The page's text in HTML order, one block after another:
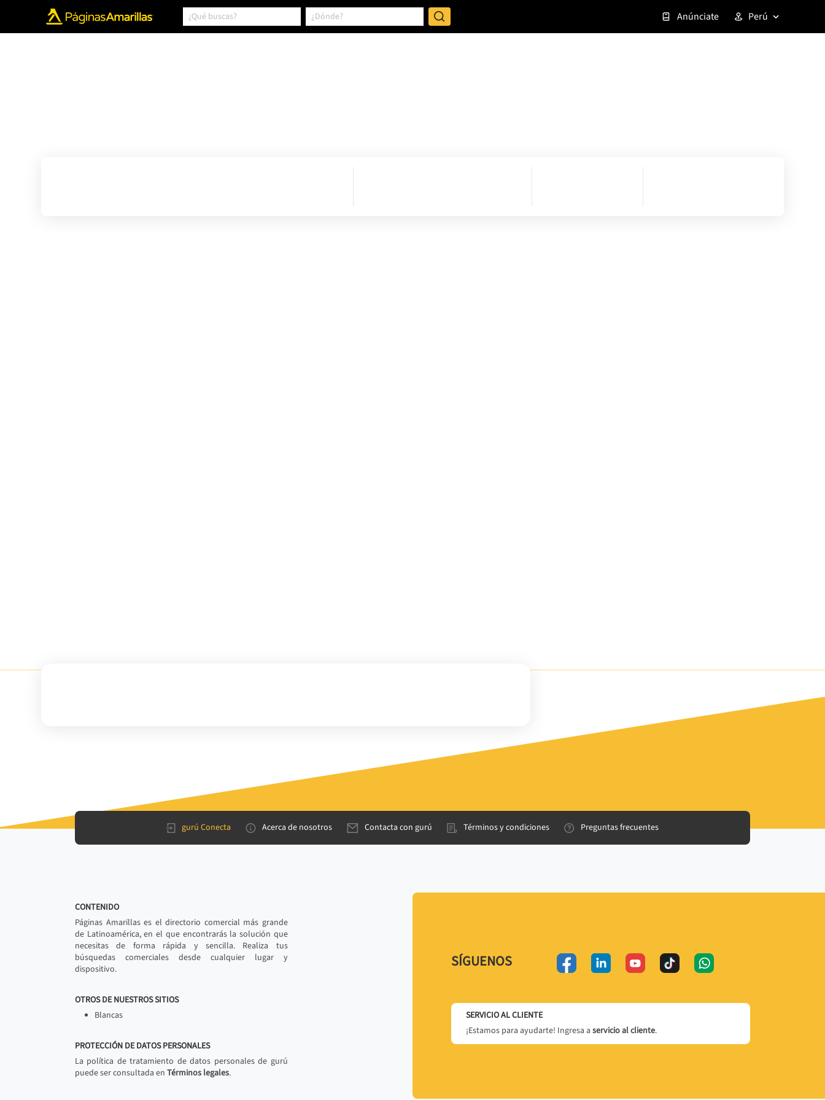
Anúnciate Perú
gurú Conecta Acerca de nosotros Contacta con gurú Términos y condiciones Preguntas frecuentes
CONTENIDO
Páginas Amarillas es el directorio comercial más grande
de Latinoamérica, en el que encontrarás la solución que
necesitas de forma rápida y sencilla. Realiza tus
búsquedas comerciales desde cualquier lugar y
dispositivo.
OTROS DE NUESTROS SITIOS
Blancas
PROTECCIÓN DE DATOS PERSONALES
La política de tratamiento de datos personales de gurú
puede ser consultada en Términos legales.
SÍGUENOS
SERVICIO AL CLIENTE
¡Estamos para ayudarte! Ingresa a servicio al cliente.